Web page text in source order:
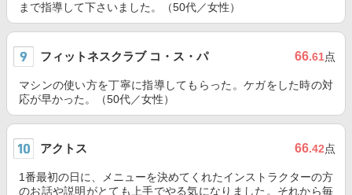
まで指導して下さいました。（50代／女性）
フィットネスクラブ コ・ス・パ 66.61点
マシンの使い方を丁寧に指導してもらった。ケガをした時の対
応が早かった。（50代／女性）
アクトス 66.42点
1番最初の日に、メニューを決めてくれたインストラクターの方
のお話や説明がとても上手でやる気になりました。それから毎